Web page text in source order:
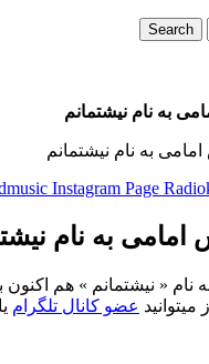
به نام نیشتمانم
Instagram Page
به نام
عضو کانال تلگرام